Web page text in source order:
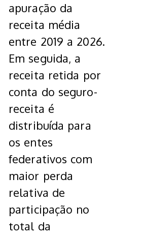
apuração da
receita média
entre 2019 a 2026.
Em seguida, a
receita retida por
conta do seguro-
receita é
distribuída para
os entes
federativos com
maior perda
relativa de
participação no
total da